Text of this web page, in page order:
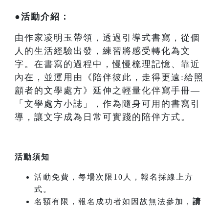
●活動介紹：
由作家凌明玉帶領，透過引導式書寫，從個
人的生活經驗出發，練習將感受轉化為文
字。在書寫的過程中，慢慢梳理記憶、靠近
內在，並運用由《陪伴彼此，走得更遠:給照
顧者的文學處方》延伸之輕量化伴寫手冊—
「文學處方小誌」，作為隨身可用的書寫引
導，讓文字成為日常可實踐的陪伴方式。
活動須知
活動免費，每場次限10人，報名採線上方
式。
名額有限，報名成功者如因故無法參加， 請